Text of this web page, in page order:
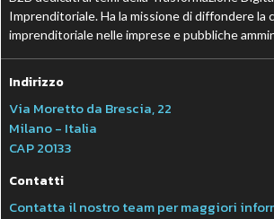
Imprenditoriale. Ha la missione di diffondere la
imprenditoriale nelle imprese e pubbliche
Indirizzo
Via Moretto da Brescia, 22
Milano - Italia
CAP 20133
Contatti
Contatta il nostro team per maggiori